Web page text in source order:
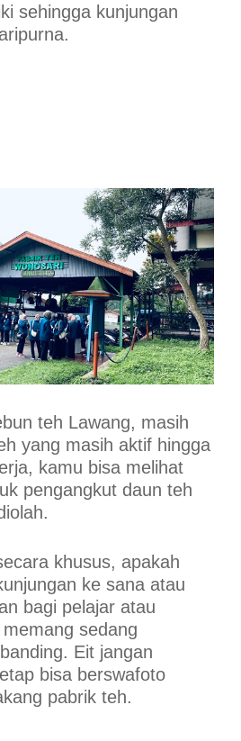
sehingga kunjungan
teh Lawang, masih
yang masih aktif hingga
kamu bisa melihat
pengangkut daun teh
khusus, apakah
ke sana atau
bagi pelajar atau
sedang
Eit jangan
bisa berswafoto
pabrik teh.